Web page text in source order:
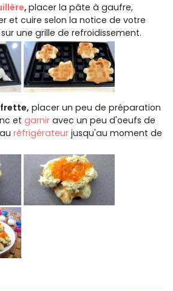
, placer la pâte à gaufre,
et cuire selon la notice de votre
une grille de refroidissement.
placer un peu de préparation
et garnir avec un peu d'oeufs de
réfrigérateur jusqu'au moment de